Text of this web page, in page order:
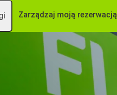
Zarządzaj moją rezerwacją